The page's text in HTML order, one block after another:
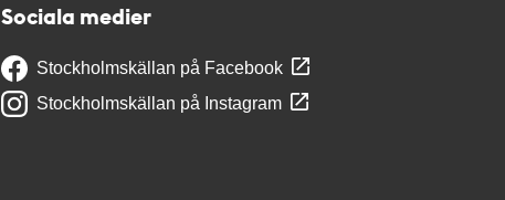
Sociala medier
Stockholmskällan på Facebook
Stockholmskällan på Instagram